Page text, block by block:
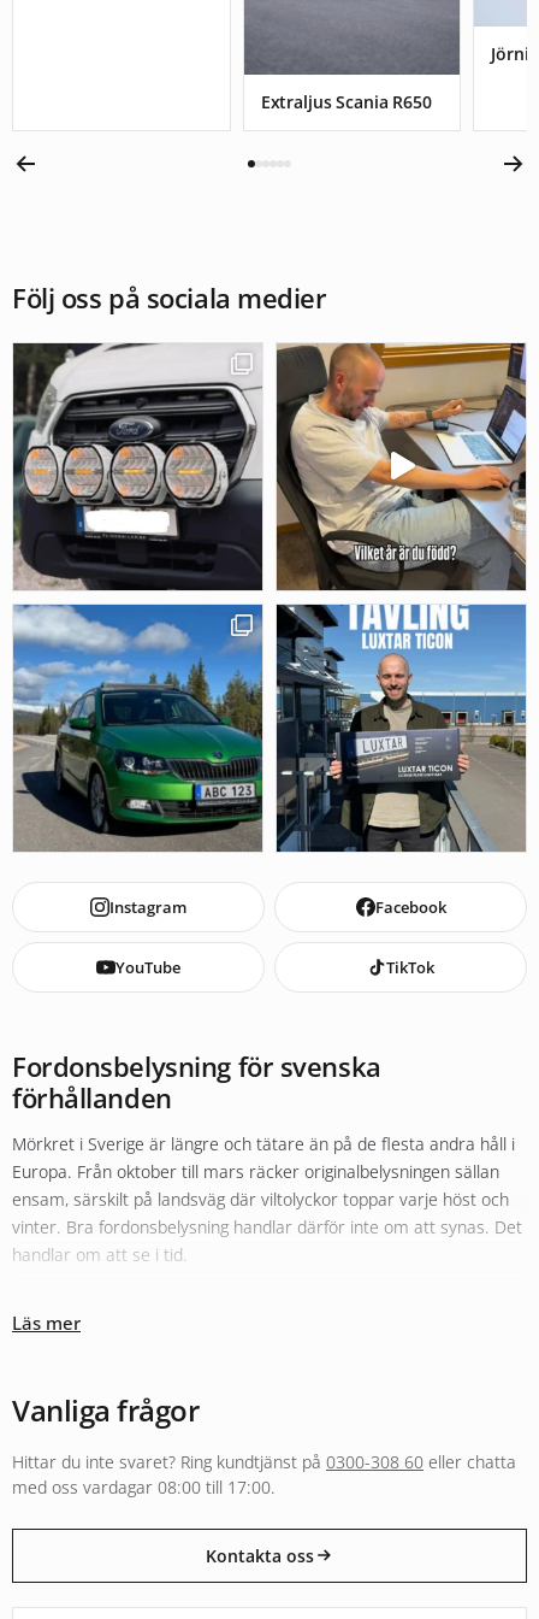
Extraljus Scania R650
Följ oss på sociala medier
Instagram Facebook
YouTube TikTok
Fordonsbelysning för svenska
förhållanden
Mörkret i Sverige är längre och tätare än på de flesta andra håll i
Europa. Från oktober till mars räcker originalbelysningen sällan
ensam, särskilt på landsväg där viltolyckor toppar varje höst och
vinter. Bra fordonsbelysning handlar därför inte om att synas. Det
handlar om att se i tid.
konvertering
för bättre färgtemperatur och räckvidd. För längre
sträckor i mörker fyller
funktion än vad originalljuset klarar, både i räckvidd och i ljusbild.
Arbetsbelysning och varningsljus följer separata regelverk och är
till varningsljus på utryckningsfordon.
E-godkänt för väg eller byggt för annan användning
Läs mer
Vanliga frågor
Hittar du inte svaret? Ring kundtjänst på 0300-308 60 eller chatta
med oss vardagar 08:00 till 17:00.
Kontakta oss